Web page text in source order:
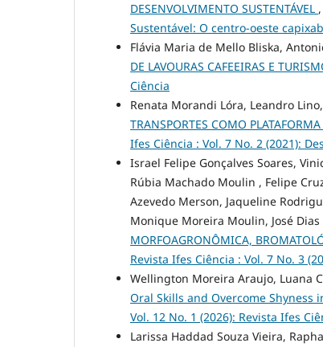
DESENVOLVIMENTO SUSTENTÁVEL ,
Sustentável: O centro-oeste
Flávia Maria de Mello Bliska,
DE LAVOURAS CAFEEIRAS E
Ciência
Renata Morandi Lóra, Leandro
TRANSPORTES COMO
Ifes Ciência : Vol. 7 No. 2 (2021):
Israel Felipe Gonçalves Soares,
Rúbia Machado Moulin , Felipe
Azevedo Merson, Jaqueline
Monique Moreira Moulin, José
MORFOAGRONÔMICA,
Revista Ifes Ciência : Vol. 7 No. 3
Wellington Moreira Araujo, Luana
Oral Skills and Overcome Shyness
Vol. 12 No. 1 (2026): Revista Ifes
Larissa Haddad Souza Vieira,